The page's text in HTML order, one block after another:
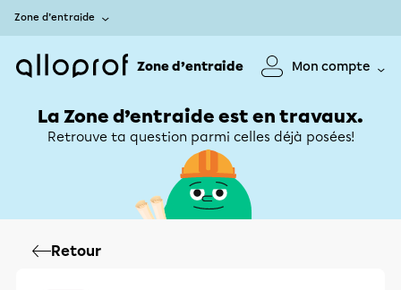
Zone d’entraide
Zone d’entraide Mon compte
La Zone d’entraide est en travaux.
Retrouve ta question parmi celles déjà posées!
Retour